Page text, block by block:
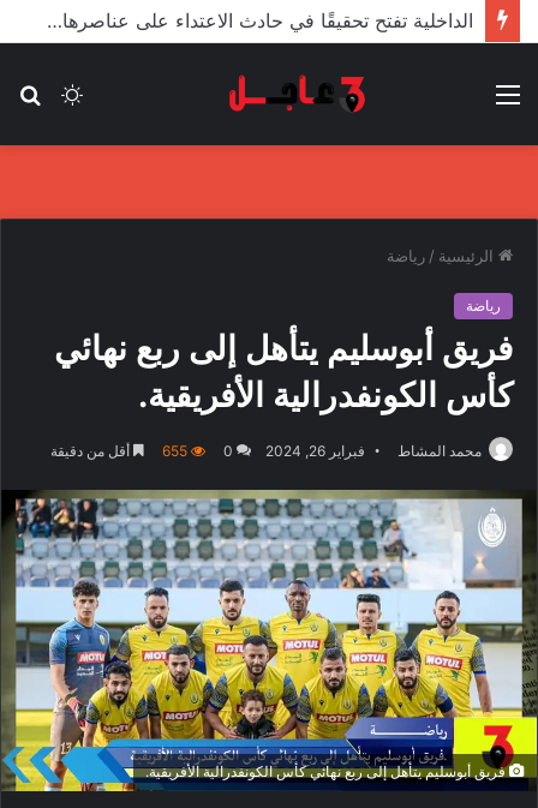
الأعور: اتفاقية ترسيم الحدود مع تركيا على طاولة النواب والاعتماد مرجّح
الوضع
القائمة
الرئيسية / رياضة
رياضة
فريق أبوسليم يتأهل إلى ربع نهائي
كأس الكونفدرالية الأفريقية.
محمد المشاط فبراير 26, 2024 0
655 أقل من دقيقة
فريق أبوسليم يتأهل إلى ربع نهائي كأس الكونفدرالية الأفريقية.